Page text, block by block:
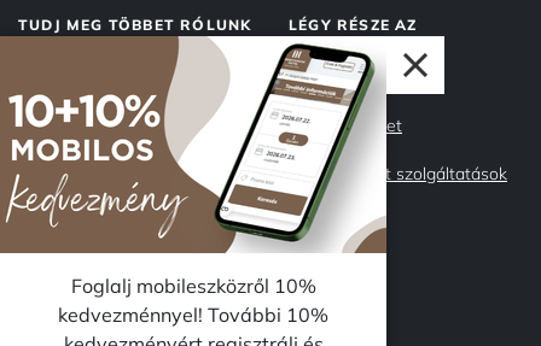
TUDJ MEG TÖBBET RÓLUNK
Rólunk
Adatvédelem
Impresszum
Miért az Accent?
LÉGY RÉSZE AZ
ACCENTNEK
Accent Market
Management szolgáltatások
Csapatunk
Foglalj mobileszközről 10%
kedvezménnyel! További 10%